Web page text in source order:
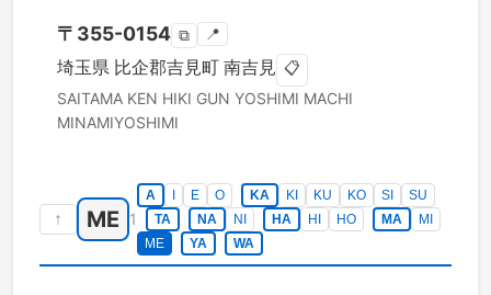
〒 355-0154 ⧉ 📍
埼玉県 比企郡吉見町 南吉見 📋
SAITAMA KEN HIKI GUN YOSHIMI MACHI
MINAMIYOSHIMI
↑ ME 1
A E O KA KI KU KO SI
SU
TA
NA NI HA HI HO MA
MI
ME
YA WA